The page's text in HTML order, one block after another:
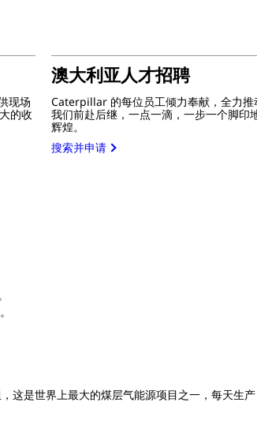
现场
的收
澳大利亚人才招聘
Caterpillar 的每位员工倾力奉献，全力推
我们前赴后继，一点一滴，一步一个脚印
辉煌。
搜索并申请
是世界上最大的煤层气能源项目之一，每天生